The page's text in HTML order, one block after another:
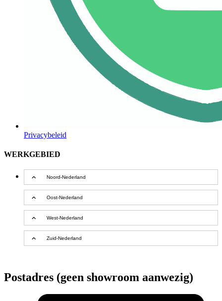
Privacybeleid
WERKGEBIED
Noord-Nederland
Oost-Nederland
West-Nederland
Zuid-Nederland
Postadres (geen showroom aanwezig)